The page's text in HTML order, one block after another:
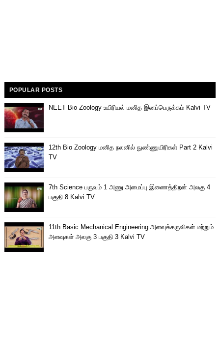
POPULAR POSTS
NEET Bio Zoology உயிரியல் மனித இனப்பெருக்கம் Kalvi TV
12th Bio Zoology மனித நலனில் நுண்ணுயிரிகள் Part 2 Kalvi
TV
7th Science பருவம் 1 அணு அமைப்பு இணைத்திறன் அலகு 4
பகுதி 8 Kalvi TV
11th Basic Mechanical Engineering அளவுக்கருவிகள் மற்றும்
அளவுகள் அலகு 3 பகுதி 3 Kalvi TV